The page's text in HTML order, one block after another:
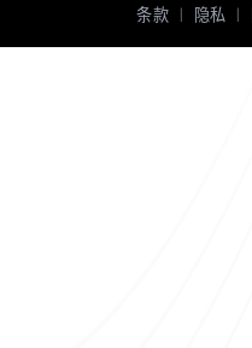
条款 | 隐私 |